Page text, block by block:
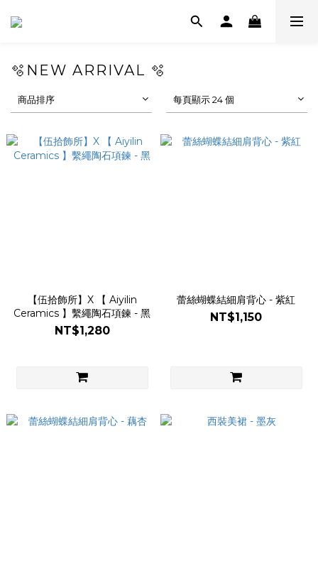
🫧NEW ARRIVAL 🫧
商品排序 每頁顯示 24 個
【伍拾飾所】X 【 Aiyilin
Ceramics 】繫繩陶石項鍊 - 黑
NT$1,280
蕾絲蝴蝶結細肩背心 - 紫紅
NT$1,150